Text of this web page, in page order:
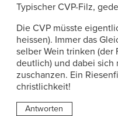
Typischer CVP-Filz,
Die CVP müsste
heissen). Immer das
selber Wein trinken (der
deutlich) und dabei sich
zuschanzen. Ein
christlichkeit!
Antworten